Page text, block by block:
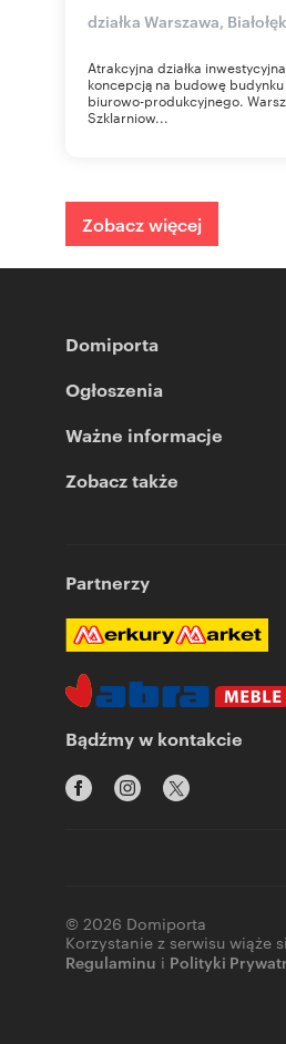
działka Warszawa,
Atrakcyjna działka
koncepcją na budowę budynku
biurowo-produkcyjnego.
Szklarniow...
Zobacz więcej
Domiporta
Ogłoszenia
Ważne informacje
Zobacz także
Partnerzy
Bądźmy w kontakcie
© 2026 Domiporta
Korzystanie z serwisu wiąże
Regulaminu i Polityki